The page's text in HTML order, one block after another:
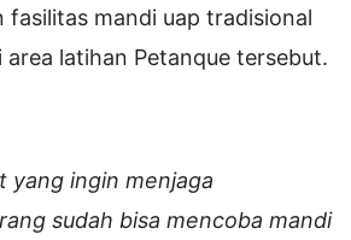
fasilitas mandi uap tradisional
latihan Petanque tersebut.
yang ingin menjaga
sudah bisa mencoba mandi